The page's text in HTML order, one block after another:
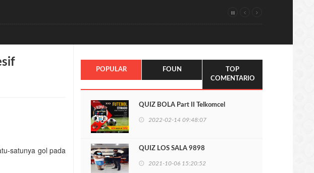
satunya gol pada
POPULAR FOUN
TOP
COMENTARIO
QUIZ BOLA Part II Telkomcel
2022-02-14 09:48:07
QUIZ LOS SALA 9898
2021-10-06 15:20:52